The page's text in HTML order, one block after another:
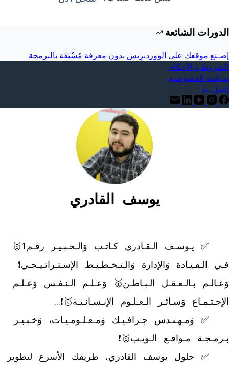
الدورات الشائعة
إصـنع موقعك على الووردبرِيس بدون معرفة مُسْبَقَة بالبرمجة
الشروط و الأحكام
سياسة الخصوصية
إتصل بنا
يوسف القادري